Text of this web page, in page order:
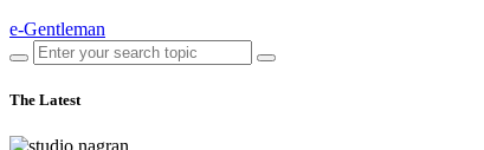
e-Gentleman
The Latest